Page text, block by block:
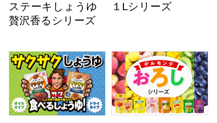
ステーキしょうゆ
贅沢香るシリーズ
１Lシリーズ